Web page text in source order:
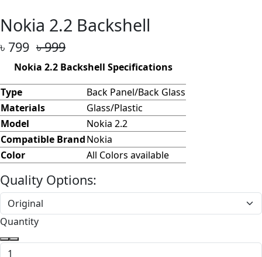
Nokia 2.2 Backshell
৳ 799 ৳ 999
Nokia 2.2 Backshell Specifications
Type
Back Panel/Back Glass
Materials
Glass/Plastic
Model
Nokia 2.2
Compatible BrandNokia
Color
All Colors available
Quality Options:
Quantity